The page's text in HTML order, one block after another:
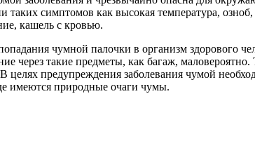
таких симптомов как высокая температура,
кашель с кровью.
чумной палочки в организм здорового
через такие предметы, как багаж,
предупреждения заболевания чумой
имеются природные очаги чумы.